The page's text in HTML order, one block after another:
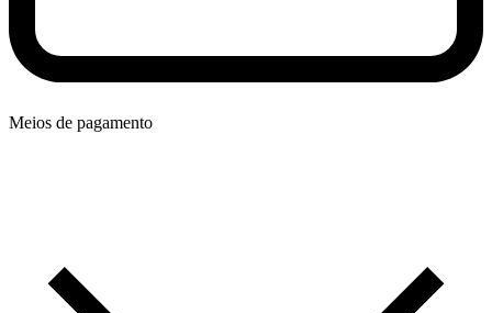
Meios de pagamento